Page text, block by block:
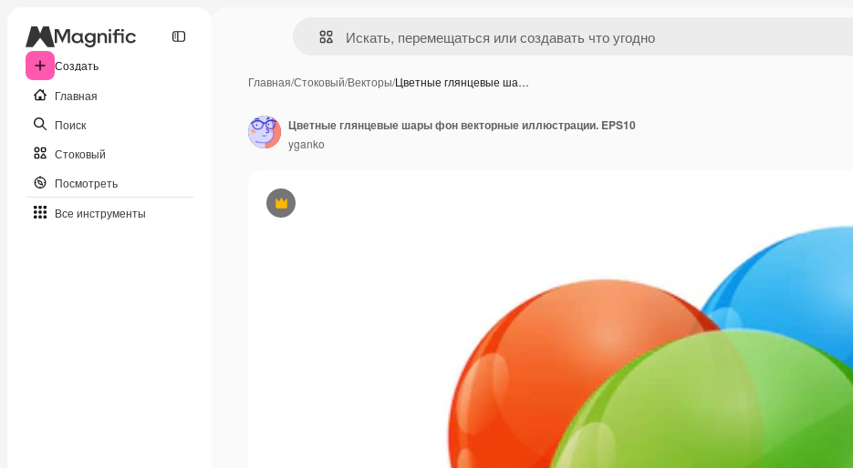
Создать
Главная
Поиск
Стоковый
Посмотреть
Все инструменты
Главная/Стоковый/Векторы/Цветные глянцевые ша…
Премиум
Цветные глянцевые шары фон векторные иллюстрации. EPS10
yganko